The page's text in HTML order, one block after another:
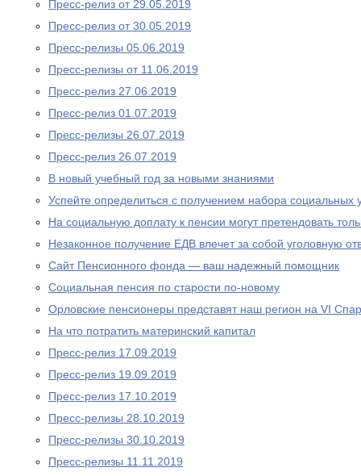
Пресс-релиз от 29.05.2019
Пресс-релиз от 30.05.2019
Пресс-релизы 05.06.2019
Пресс-релизы от 11.06.2019
Пресс-релиз 27.06.2019
Пресс-релиз 01.07.2019
Пресс-релизы 26.07.2019
Пресс-релиз 26.07.2019
В новый учебный год за новыми знаниями
Успейте определиться с получением набора социальных
На социальную доплату к пенсии могут претендовать
Незаконное получение ЕДВ влечет за собой уголовную
Сайт Пенсионного фонда — ваш надежный помощник
Социальная пенсия по старости по-новому
Орловские пенсионеры представят наш регион на VI
На что потратить материнский капитал
Пресс-релиз 17.09.2019
Пресс-релиз 19.09.2019
Пресс-релиз 17.10.2019
Пресс-релизы 28.10.2019
Пресс-релизы 30.10.2019
Пресс-релизы 11.11.2019